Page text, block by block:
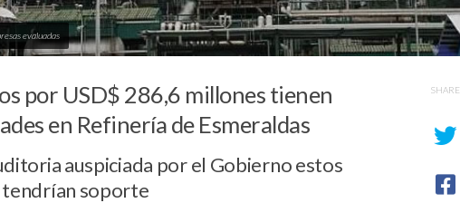
evaluadas
por USD$ 286,6 millones tienen
en Refinería de Esmeraldas
auspiciada por el Gobierno estos
tendrían soporte
SHARE